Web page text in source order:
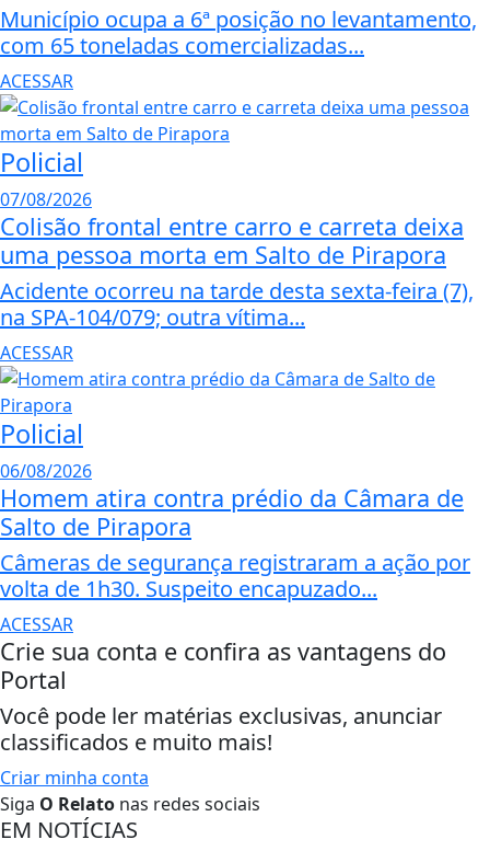
Município ocupa a 6ª posição no levantamento,
com 65 toneladas comercializadas...
ACESSAR
Policial
07/08/2026
Colisão frontal entre carro e carreta deixa
uma pessoa morta em Salto de Pirapora
Acidente ocorreu na tarde desta sexta-feira (7),
na SPA-104/079; outra vítima...
ACESSAR
Policial
06/08/2026
Homem atira contra prédio da Câmara de
Salto de Pirapora
Câmeras de segurança registraram a ação por
volta de 1h30. Suspeito encapuzado...
ACESSAR
Crie sua conta e confira as vantagens do
Portal
Você pode ler matérias exclusivas, anunciar
classificados e muito mais!
Criar minha conta
Siga O Relato nas redes sociais
EM NOTÍCIAS